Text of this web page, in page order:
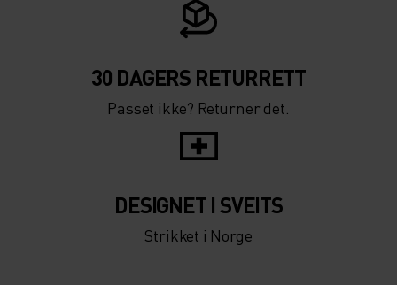
30 DAGERS RETURRETT
Passet ikke? Returner det.
DESIGNET I SVEITS
Strikket i Norge